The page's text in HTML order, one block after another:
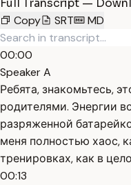
Full Transcript —
Copy
SRT MD
00:00
Speaker A
Ребята, знакомьтесь,
родителями. Энергии
разряженной
меня полностью хаос,
тренировках, как в
00:13